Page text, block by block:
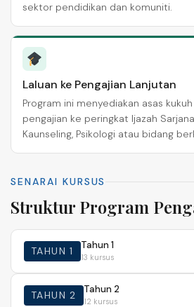
sektor pendidikan dan komuniti.
Laluan ke Pengajian Lanjutan
Program ini menyediakan asas
pengajian ke peringkat Ijazah
Kaunseling, Psikologi atau bidang
SENARAI KURSUS
Struktur Program
TAHUN 1 Tahun 1
13 kursus
TAHUN 2 Tahun 2
12 kursus